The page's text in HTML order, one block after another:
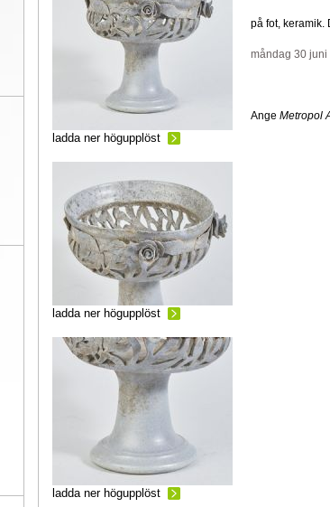
ladda ner högupplöst
ladda ner högupplöst
ladda ner högupplöst
på fot, keramik.
måndag 30 juni
Ange Metropol